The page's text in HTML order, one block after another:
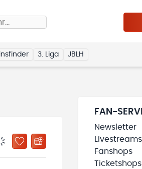
3. Liga JBLH
BENACHRICHTIGUNGSSTATUS WIRD
ZU „MEINE TEAMS“ HINZUFÜGEN
FAN-
Newsletter
Livestreams
Fanshops
Ticketshops